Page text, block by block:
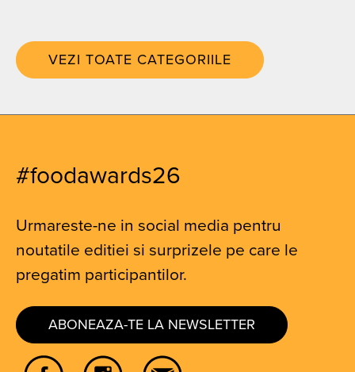
VEZI TOATE CATEGORIILE
#foodawards26
Urmareste-ne in social media pentru
noutatile editiei si surprizele pe care le
pregatim participantilor.
ABONEAZA-TE LA NEWSLETTER